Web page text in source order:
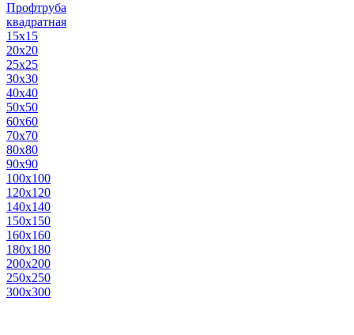
Профтруба
квадратная
15х15
20х20
25х25
30х30
40х40
50х50
60х60
70х70
80х80
90х90
100х100
120х120
140х140
150х150
160х160
180х180
200х200
250х250
300х300